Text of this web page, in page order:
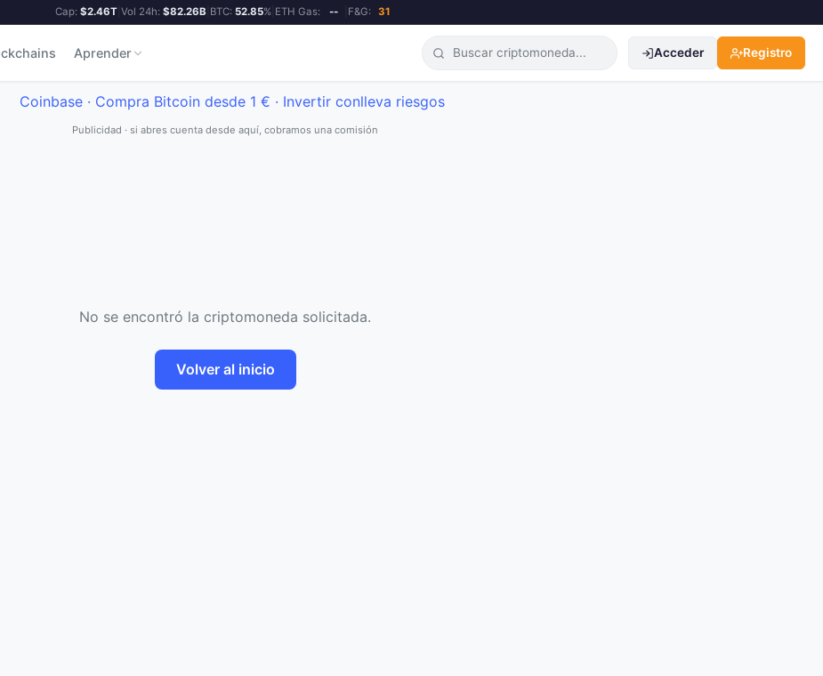
Cap: $2.46T Vol 24h: $82.26B BTC: 52.85% ETH Gas: -- F&G: 31
Aprender Acceder Registro
Publicidad · si abres cuenta desde aquí, cobramos una comisión
No se encontró la criptomoneda solicitada.
Volver al inicio